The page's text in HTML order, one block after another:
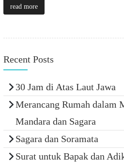
read more
Recent Posts
30 Jam di Atas Laut Jawa
Merancang Rumah dalam
Mandara dan Sagara
Sagara dan Soramata
Surat untuk Bapak dan